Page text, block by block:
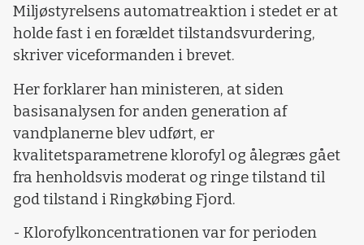
Miljøstyrelsens automatreaktion i stedet er at
holde fast i en forældet tilstandsvurdering,
skriver viceformanden i brevet.
Her forklarer han ministeren, at siden
basisanalysen for anden generation af
vandplanerne blev udført, er
kvalitetsparametrene klorofyl og ålegræs gået
fra henholdsvis moderat og ringe tilstand til
god tilstand i Ringkøbing Fjord.
- Klorofylkoncentrationen var for perioden